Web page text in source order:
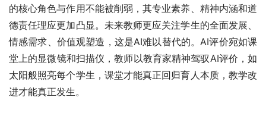
的核心角色与作用不能被削弱，其专业素养、精神内涵和道
德责任理应更加凸显。未来教师更应关注学生的全面发展、
情感需求、价值观塑造，这是AI难以替代的。AI评价宛如课
堂上的显微镜和扫描仪，教师以教育家精神驾驭AI评价，如
太阳般照亮每个学生，课堂才能真正回归育人本质，教学改
进才能真正发生。